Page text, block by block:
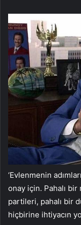
‘Evlenmenin
onay için. Pahalı
partileri, pahalı bir
hiçbirine ihtiyacın